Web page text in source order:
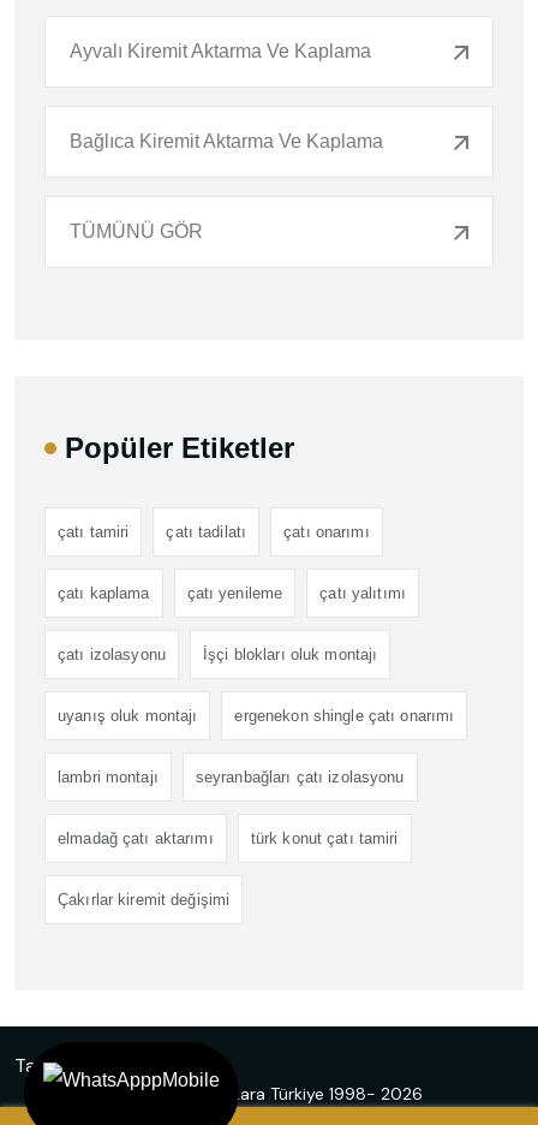
Ayvalı Kiremit Aktarma Ve Kaplama
Bağlıca Kiremit Aktarma Ve Kaplama
TÜMÜNÜ GÖR
Popüler Etiketler
çatı tamiri çatı tadilatı çatı onarımı
çatı kaplama çatı yenileme çatı yalıtımı
çatı izolasyonu İşçi blokları oluk montajı
uyanış oluk montajı ergenekon shingle çatı onarımı
lambri montajı seyranbağları çatı izolasyonu
elmadağ çatı aktarımı türk konut çatı tamiri
Çakırlar kiremit değişimi
Tasarım
© Emir Çatı Ankara Türkiye 1998- 2026